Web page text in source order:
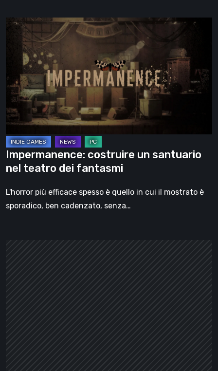
Impermanence:
costruire
santuario
nel
teatro
dei
fantasmi
Impermanence: costruire un santuario
nel teatro dei fantasmi
L'horror più efficace spesso è quello in cui il mostrato è
sporadico, ben cadenzato, senza…